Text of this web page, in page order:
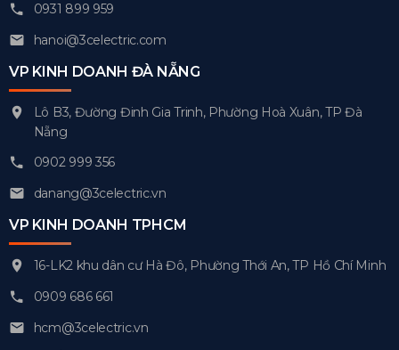
0931 899 959
hanoi@3celectric.com
VP KINH DOANH ĐÀ NẴNG
Lô B3, Đường Đinh Gia Trinh, Phường Hoà Xuân, TP Đà
Nẵng
0902 999 356
danang@3celectric.vn
VP KINH DOANH TPHCM
16-LK2 khu dân cư Hà Đô, Phường Thới An, TP Hồ Chí Minh
0909 686 661
hcm@3celectric.vn